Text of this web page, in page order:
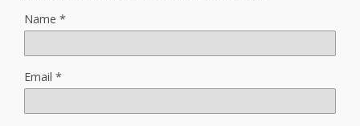
Name *
Email *